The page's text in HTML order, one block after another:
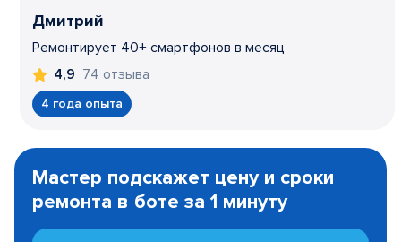
Дмитрий
Ремонтирует 40+ смартфонов в месяц
4,9 74 отзыва
4 года опыта
1
Мастер подскажет цену и сроки
ремонта в боте за 1 минуту